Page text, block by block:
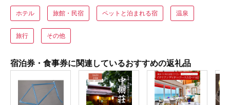
ホテル 旅館・民宿 ペットと泊まれる宿 温泉
旅行 その他
宿泊券・食事券に関連しているおすすめの返礼品